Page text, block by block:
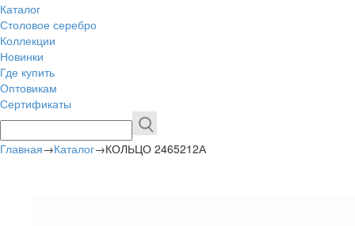
Каталог
Столовое серебро
Коллекции
Новинки
Где купить
Оптовикам
Сертификаты
Главная→Каталог→КОЛЬЦО 2465212А